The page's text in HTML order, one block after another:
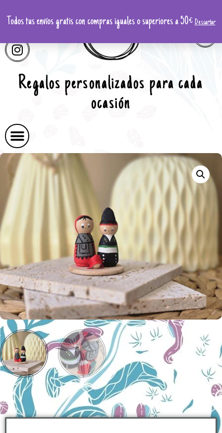
Regalos personalizados para cada
ocasión
Todos tus envíos gratis con compras iguales o superiores a 50€Descartar